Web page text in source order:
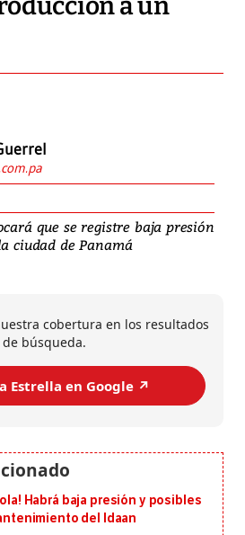
a un
que se registre baja presión
ciudad de Panamá
cobertura en los resultados
de búsqueda.
Estrella en Google ↗️
Habrá baja presión y posibles
del Idaan